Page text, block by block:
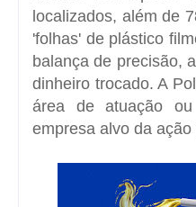
localizados, além de
'folhas' de plástico
balança de precisão,
dinheiro trocado. A
área de atuação
empresa alvo da ação